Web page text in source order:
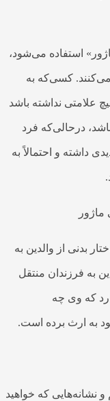
استفاده می‌شود،
کسی‌که به
علامتی نداشته باشد
درحالی‌که فرد
داشته و احتمالاً به
بدنی از والدین به
به فرزندان منتقل
که وی چه
به ارث برده است.
و نشانه‌هایی که خواهید